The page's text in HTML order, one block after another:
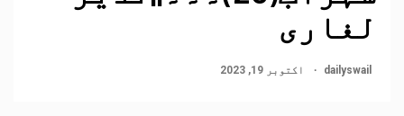
لغاری
dailyswail اکتوبر 19, 2023